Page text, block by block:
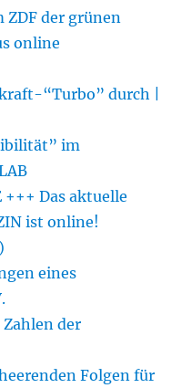
ZDF der grünen
online
“Turbo” durch |
im
+++ Das aktuelle
ist online!
eines
der
Folgen für